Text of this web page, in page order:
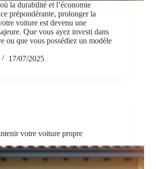
la durabilité et l’économie
prépondérante, prolonger la
voiture est devenu une
Que vous ayez investi dans
ou que vous possédiez un modèle
17/07/2025
votre voiture propre